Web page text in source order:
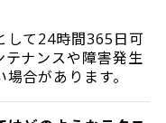
して24時間365日可
ナンスや障害発生
合があります。